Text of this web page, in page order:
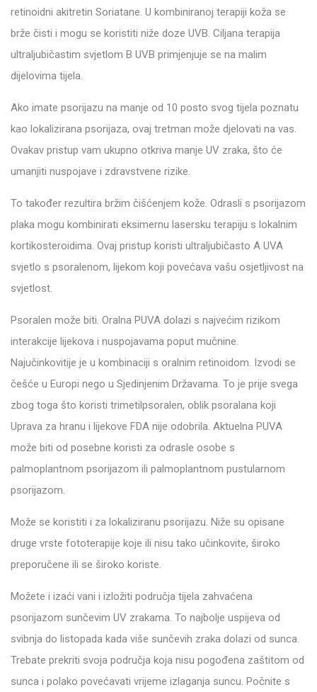
retinoidni akitretin Soriatane. U kombiniranoj terapiji koža se
brže čisti i mogu se koristiti niže doze UVB. Ciljana terapija
ultraljubičastim svjetlom B UVB primjenjuje se na malim
dijelovima tijela.
Ako imate psorijazu na manje od 10 posto svog tijela poznatu
kao lokalizirana psorijaza, ovaj tretman može djelovati na vas.
Ovakav pristup vam ukupno otkriva manje UV zraka, što će
umanjiti nuspojave i zdravstvene rizike.
To također rezultira bržim čišćenjem kože. Odrasli s psorijazom
plaka mogu kombinirati eksimernu lasersku terapiju s lokalnim
kortikosteroidima. Ovaj pristup koristi ultraljubičasto A UVA
svjetlo s psoralenom, lijekom koji povećava vašu osjetljivost na
svjetlost.
Psoralen može biti. Oralna PUVA dolazi s najvećim rizikom
interakcije lijekova i nuspojavama poput mučnine.
Najučinkovitije je u kombinaciji s oralnim retinoidom. Izvodi se
češće u Europi nego u Sjedinjenim Državama. To je prije svega
zbog toga što koristi trimetilpsoralen, oblik psoralana koji
Uprava za hranu i lijekove FDA nije odobrila. Aktuelna PUVA
može biti od posebne koristi za odrasle osobe s
palmoplantnom psorijazom ili palmoplantnom pustularnom
psorijazom.
Može se koristiti i za lokaliziranu psorijazu. Niže su opisane
druge vrste fototerapije koje ili nisu tako učinkovite, široko
preporučene ili se široko koriste.
Možete i izaći vani i izložiti područja tijela zahvaćena
psorijazom sunčevim UV zrakama. To najbolje uspijeva od
svibnja do listopada kada više sunčevih zraka dolazi od sunca.
Trebate prekriti svoja područja koja nisu pogođena zaštitom od
sunca i polako povećavati vrijeme izlaganja suncu. Počnite s